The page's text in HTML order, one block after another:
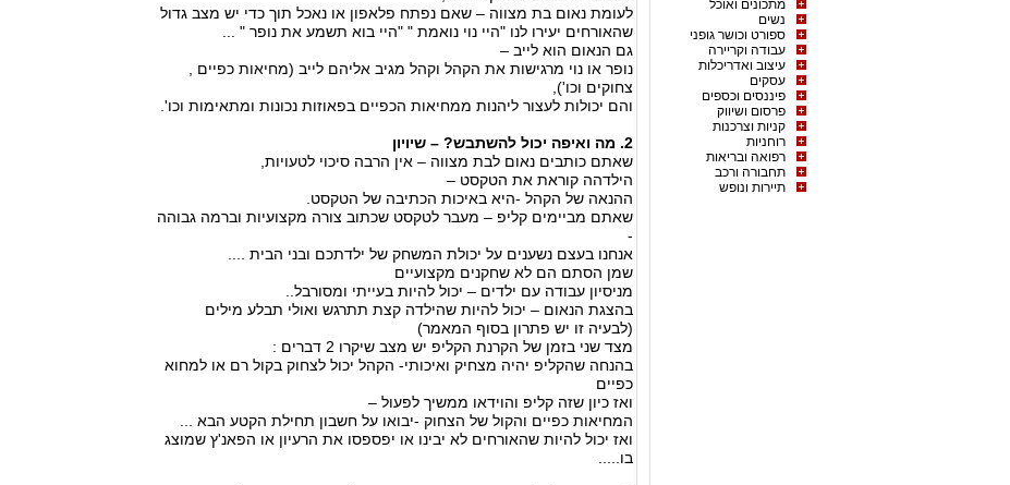
מתכונים ואוכל
נשים
ספורט וכושר גופני
עבודה וקריירה
עיצוב ואדריכלות
עסקים
פיננסים וכספים
פרסום ושיווק
קניות וצרכנות
רוחניות
רפואה ובריאות
תחבורה ורכב
תיירות ונופש
לעומת נאום בת מצווה – שאם נפתח פלאפון או נאכל תוך כדי יש מצב גדול
שהאורחים יעירו לנו "היי נוי נואמת " "היי בוא תשמע את נופר " ...
גם הנאום הוא לייב –
נופר או נוי מרגישות את הקהל וקהל מגיב אליהם לייב (מחיאות כפיים ,
צחוקים וכו'),
והם יכולות לעצור ליהנות ממחיאות הכפיים בפאוזות נכונות ומתאימות וכו'.
2. מה ואיפה יכול להשתבש? – שיויון
שאתם כותבים נאום לבת מצווה – אין הרבה סיכוי לטעויות,
הילדהה קוראת את הטקסט –
ההנאה של הקהל -היא באיכות הכתיבה של הטקסט.
שאתם מביימים קליפ – מעבר לטקסט שכתוב צורה מקצועיות וברמה גבוהה
-
אנחנו בעצם נשענים על יכולת המשחק של ילדתכם ובני הבית ....
שמן הסתם הם לא שחקנים מקצועיים
מניסיון עבודה עם ילדים – יכול להיות בעייתי ומסורבל..
בהצגת הנאום – יכול להיות שהילדה קצת תתרגש ואולי תבלע מילים
(לבעיה זו יש פתרון בסוף המאמר)
מצד שני בזמן של הקרנת הקליפ יש מצב שיקרו 2 דברים :
בהנחה שהקליפ יהיה מצחיק ואיכותי- הקהל יכול לצחוק בקול רם או למחוא
כפיים
ואז כיון שזה קליפ והוידאו ממשיך לפעול –
המחיאות כפיים והקול של הצחוק -יבואו על חשבון תחילת הקטע הבא ...
ואז יכול להיות שהאורחים לא יבינו או יפספסו את הרעיון או הפאנ'ץ שמוצג
בו.....